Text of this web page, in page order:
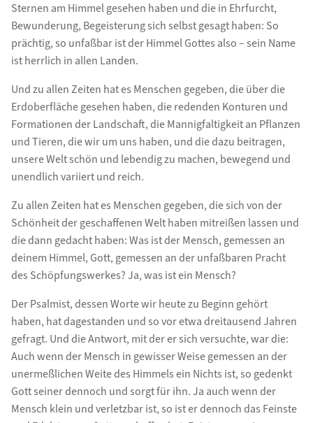
Sternen am Himmel gesehen haben und die in Ehrfurcht,
Bewunderung, Begeisterung sich selbst gesagt haben: So
prächtig, so unfaßbar ist der Himmel Gottes also – sein Name
ist herrlich in allen Landen.
Und zu allen Zeiten hat es Menschen gegeben, die über die
Erdoberfläche gesehen haben, die redenden Konturen und
Formationen der Landschaft, die Mannigfaltigkeit an Pflanzen
und Tieren, die wir um uns haben, und die dazu beitragen,
unsere Welt schön und lebendig zu machen, bewegend und
unendlich variiert und reich.
Zu allen Zeiten hat es Menschen gegeben, die sich von der
Schönheit der geschaffenen Welt haben mitreißen lassen und
die dann gedacht haben: Was ist der Mensch, gemessen an
deinem Himmel, Gott, gemessen an der unfaßbaren Pracht
des Schöpfungswerkes? Ja, was ist ein Mensch?
Der Psalmist, dessen Worte wir heute zu Beginn gehört
haben, hat dagestanden und so vor etwa dreitausend Jahren
gefragt. Und die Antwort, mit der er sich versuchte, war die:
Auch wenn der Mensch in gewisser Weise gemessen an der
unermeßlichen Weite des Himmels ein Nichts ist, so gedenkt
Gott seiner dennoch und sorgt für ihn. Ja auch wenn der
Mensch klein und verletzbar ist, so ist er dennoch das Feinste